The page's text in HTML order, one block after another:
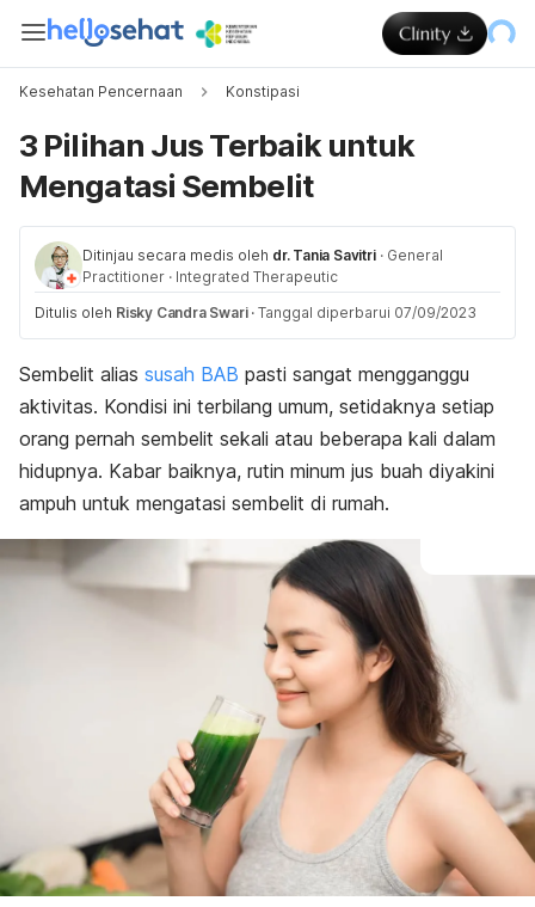
Kesehatan Pencernaan Konstipasi
3 Pilihan Jus Terbaik untuk
Mengatasi Sembelit
Ditinjau secara medis oleh dr. Tania Savitri · General
Practitioner · Integrated Therapeutic
Ditulis oleh Risky Candra Swari · Tanggal diperbarui 07/09/2023
Sembelit alias susah BAB pasti sangat mengganggu
aktivitas. Kondisi ini terbilang umum, setidaknya setiap
orang pernah sembelit sekali atau beberapa kali dalam
hidupnya. Kabar baiknya, rutin minum jus buah diyakini
ampuh untuk mengatasi sembelit di rumah.